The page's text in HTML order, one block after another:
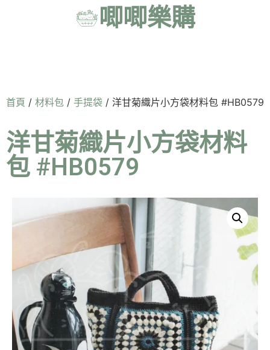
唧唧樂購
首頁 / 材料包 / 手提袋 / 洋甘菊織片小方袋材料包 #HB0579
洋甘菊織片小方袋材料
包 #HB0579